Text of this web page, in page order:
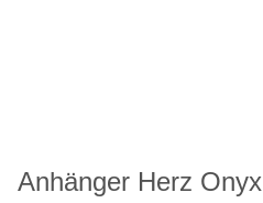
Anhänger Herz Onyx